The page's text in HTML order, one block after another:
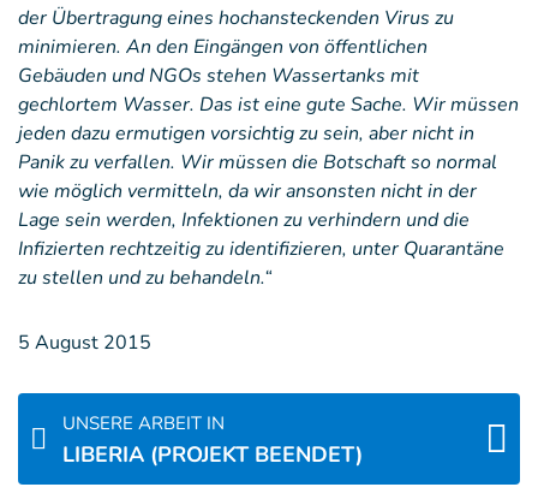
der Übertragung eines hochansteckenden Virus zu
minimieren. An den Eingängen von öffentlichen
Gebäuden und NGOs stehen Wassertanks mit
gechlortem Wasser. Das ist eine gute Sache. Wir müssen
jeden dazu ermutigen vorsichtig zu sein, aber nicht in
Panik zu verfallen. Wir müssen die Botschaft so normal
wie möglich vermitteln, da wir ansonsten nicht in der
Lage sein werden, Infektionen zu verhindern und die
Infizierten rechtzeitig zu identifizieren, unter Quarantäne
zu stellen und zu behandeln.“
5 August 2015
UNSERE ARBEIT IN
LIBERIA (PROJEKT BEENDET)